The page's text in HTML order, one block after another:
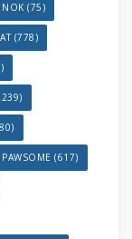
(75)
(778)
PAWSOME (617)